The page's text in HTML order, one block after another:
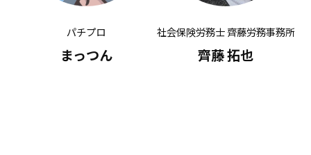
パチプロ
まっつん
社会保険労務士 齊藤労務事務所
齊藤 拓也